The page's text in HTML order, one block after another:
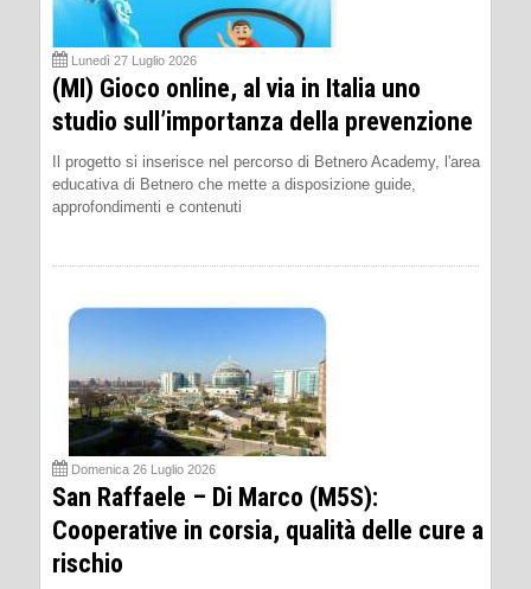
Lunedì 27 Luglio 2026
(MI) Gioco online, al via in Italia uno
studio sull’importanza della prevenzione
Il progetto si inserisce nel percorso di Betnero Academy, l'area
educativa di Betnero che mette a disposizione guide,
approfondimenti e contenuti
Domenica 26 Luglio 2026
San Raffaele – Di Marco (M5S):
Cooperative in corsia, qualità delle cure a
rischio